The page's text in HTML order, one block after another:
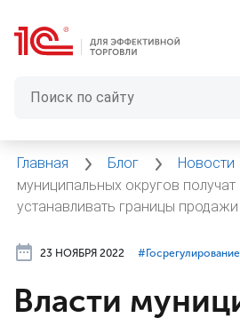
Главная Блог Новости
муниципальных округов получат
устанавливать границы продажи
23 НОЯБРЯ 2022 #⁣Госрегулирование
Власти